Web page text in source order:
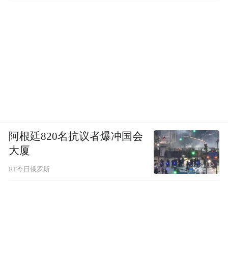
阿根廷820名抗议者爆冲国会
大厦
RT今日俄罗斯